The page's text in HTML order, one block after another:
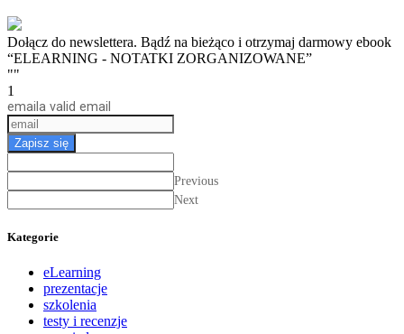
Dołącz do newslettera. Bądź na bieżąco i otrzymaj darmowy ebook
“ELEARNING - NOTATKI ZORGANIZOWANE”
""
1
email a valid email
Zapisz się
Previous
Next
Kategorie
eLearning
prezentacje
szkolenia
testy i recenzje